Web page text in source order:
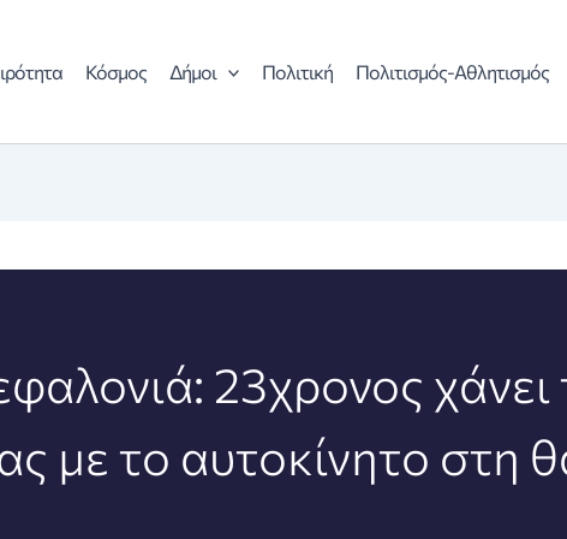
Κόσμος Δήμοι Πολιτική Πολιτισμός-Αθλητισμός
23χρονος χάνει
με το αυτοκίνητο στη